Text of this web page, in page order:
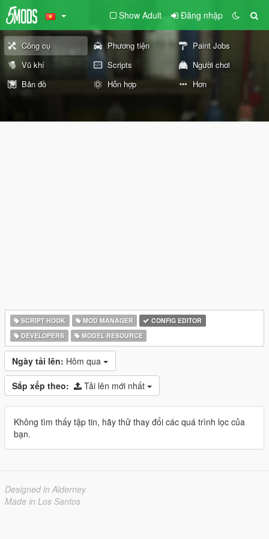
Show Adult Đăng nhập
Công cụ Phương tiện
Paint Jobs
Vũ khí
Scripts
Người chơi
Bản đồ
Hỗn hợp Hơn
SCRIPT HOOK MOD MANAGER
CONFIG EDITOR
DEVELOPERS
MODEL RESOURCE
Ngày tải lên: Hôm qua
Sắp xếp theo: Tải lên mới nhất
Không tìm thấy tập tin, hãy thử thay đổi các quá trình lọc của
bạn.
Designed in Alderney
Made in Los Santos